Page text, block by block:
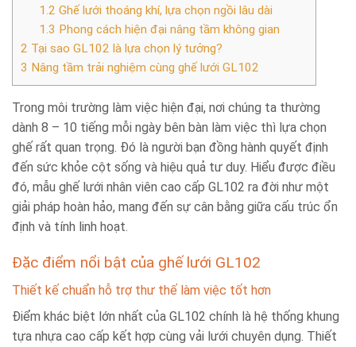
1.2 Ghế lưới thoáng khí, lựa chọn ngồi lâu dài
1.3 Phong cách hiện đại nâng tầm không gian
2 Tại sao GL102 là lựa chọn lý tưởng?
3 Nâng tầm trải nghiệm cùng ghế lưới GL102
Trong môi trường làm việc hiện đại, nơi chúng ta thường
dành 8 – 10 tiếng mỗi ngày bên bàn làm việc thì lựa chọn
ghế rất quan trọng. Đó là người bạn đồng hành quyết định
đến sức khỏe cột sống và hiệu quả tư duy. Hiểu được điều
đó, mẫu ghế lưới nhân viên cao cấp GL102 ra đời như một
giải pháp hoàn hảo, mang đến sự cân bằng giữa cấu trúc ổn
định và tính linh hoạt.
Đặc điểm nổi bật của ghế lưới GL102
Thiết kế chuẩn hỗ trợ thư thế làm việc tốt hơn
Điểm khác biệt lớn nhất của GL102 chính là hệ thống khung
tựa nhựa cao cấp kết hợp cùng vải lưới chuyên dụng. Thiết